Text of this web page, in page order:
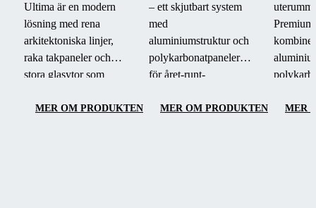
Ultima är en modern
lösning med rena
arkitektoniska linjer,
raka takpaneler och
stora glasytor som
och tillfredsställer även
MER OM PRODUKTEN
– ett skjutbart system
med
aluminiumstruktur och
polykarbonatpaneler
för året-runt-
terrass.
MER OM PRODUKTEN MER